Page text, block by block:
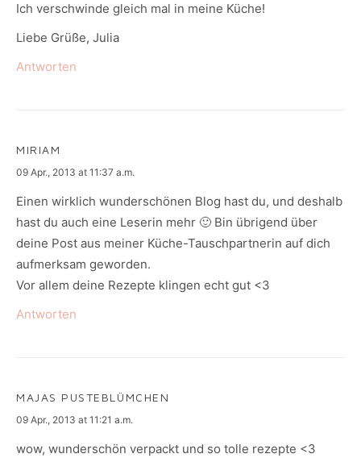
Ich verschwinde gleich mal in meine Küche!
Liebe Grüße, Julia
Antworten
MIRIAM
says:
09 Apr., 2013 at 11:37 a.m.
Einen wirklich wunderschönen Blog hast du, und deshalb
hast du auch eine Leserin mehr 🙂 Bin übrigend über
deine Post aus meiner Küche-Tauschpartnerin auf dich
aufmerksam geworden.
Vor allem deine Rezepte klingen echt gut <3
Antworten
MAJAS PUSTEBLÜMCHEN
says:
09 Apr., 2013 at 11:21 a.m.
wow, wunderschön verpackt und so tolle rezepte <3